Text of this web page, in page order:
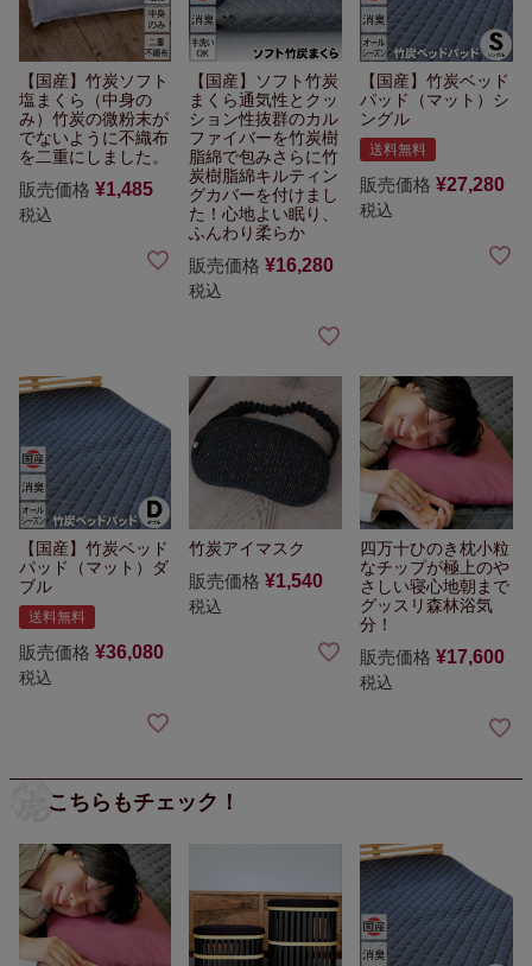
【国産】竹炭ソフト
塩まくら（中身の
み） 竹炭の微粉末が
でないように不織布
を二重にしました。
販売価格 ¥1,485
税込
【国産】ソフト竹炭
まくら通気性とクッ
ション性抜群のカル
ファイバーを竹炭樹
脂綿で包みさらに竹
炭樹脂綿キルティン
グカバーを付けまし
た！心地よい眠り、
ふんわり柔らか
販売価格 ¥16,280
税込
【国産】竹炭ベッド
パッド（マット）シ
ングル
送料無料
販売価格 ¥27,280
税込
【国産】竹炭ベッド
パッド（マット）ダ
ブル
送料無料
販売価格 ¥36,080
税込
竹炭アイマスク
販売価格 ¥1,540
税込
四万十ひのき枕小粒
なチップが極上のや
さしい寝心地朝まで
グッスリ森林浴気
分！
販売価格 ¥17,600
税込
こちらもチェック！